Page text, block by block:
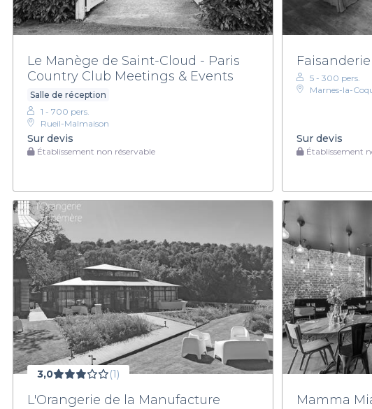
Le Manège de Saint-Cloud - Paris
Country Club Meetings & Events
Salle de réception
1 - 700 pers.
Rueil-Malmaison
Sur devis
Établissement non réservable
5 - 300 pers.
Marnes-la-
Sur devis
Établissement
3,0 (1)
L'Orangerie de la Manufacture Mamma